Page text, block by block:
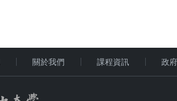
關於我們 課程資訊 政